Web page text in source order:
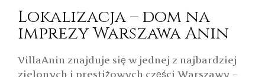
Lokalizacja – dom na
imprezy Warszawa Anin
VillaAnin znajduje się w jednej z najbardziej
zielonych i prestiżowych części Warszawy –